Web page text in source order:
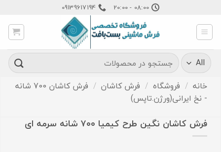
content
08:00 - 20:00
09139617194
جستجو
برای:
خانه / فروشگاه / فرش کاشان /
فرش کاشان 700 شانه
- نخ ایرانی(ورژن.تاپس)
فرش کاشان نگین طرح کیمیا ۷۰۰ شانه سرمه ای